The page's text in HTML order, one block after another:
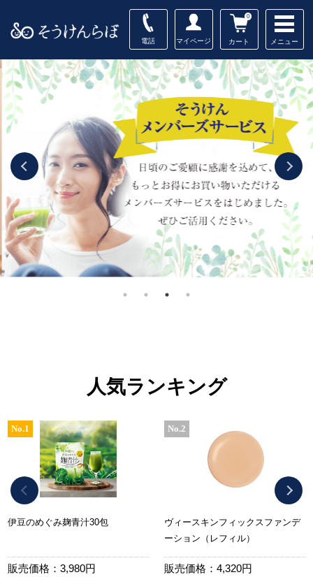
電話 マイページ カート
0
メニュー
人気ランキング
No.1
伊豆のめぐみ麹青汁30包
販売価格：3,980円
No.2
ヴィースキンフィックスファンデ
ーション（レフィル）
販売価格：4,320円